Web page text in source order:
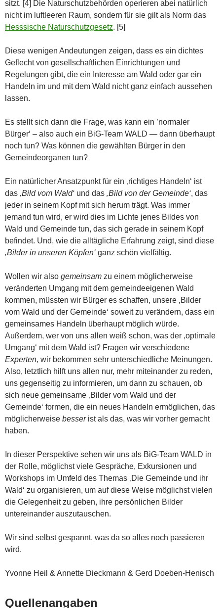
sitzt. [4] Die Naturschutzbehörden operieren abei natürlich
nicht im luftleeren Raum, sondern für sie gilt als Norm das
Hesssische Naturschutzgesetz. [5]
Diese wenigen Andeutungen zeigen, dass es ein dichtes
Geflecht von gesellschaftlichen Einrichtungen und
Regelungen gibt, die ein Interesse am Wald oder gar ein
Handeln im und mit dem Wald nicht ganz einfach aussehen
lassen.
Es stellt sich dann die Frage, was kann ein ’normaler
Bürger‘ – also auch ein BiG-Team WALD — dann überhaupt
noch tun? Was können die gewählten Bürger in den
Gemeindeorganen tun?
Ein natürlicher Ansatzpunkt für ein ‚richtiges Handeln‘ ist
das ‚Bild vom Wald‘ und das ‚Bild von der Gemeinde‘, das
jeder in seinem Kopf mit sich herum trägt. Was immer
jemand tun wird, er wird dies im Lichte jenes Bildes von
Wald und Gemeinde tun, das sich gerade in seinem Kopf
befindet. Und, wie die alltägliche Erfahrung zeigt, sind diese
‚Bilder in unseren Köpfen‘ ganz schön vielfältig.
Wollen wir also gemeinsam zu einem möglicherweise
veränderten Umgang mit dem gemeindeeigenen Wald
kommen, müssten wir Bürger es schaffen, unsere ‚Bilder
vom Wald und der Gemeinde‘ soweit zu verändern, dass ein
gemeinsames Handeln überhaupt möglich würde.
Außerdem, wer von uns allen weiß schon, was der ‚optimale
Umgang‘ mit dem Wald ist? Fragen wir verschiedene
Experten, wir bekommen sehr unterschiedliche Meinungen.
Also, letztlich hilft uns allen nur, mehr miteinander zu reden,
uns gegenseitig zu informieren, um dann zu schauen, ob
sich neue gemeinsame ‚Bilder vom Wald und der
Gemeinde‘ formen, die ein neues Handeln ermöglichen, das
möglicherweise besserist als das, was wir vorher gemacht
haben.
In dieser Perspektive sehen wir uns als BiG-Team WALD in
der Rolle, möglichst viele Gespräche, Exkursionen und
Workshops im Umfeld des Themas ‚Die Gemeinde und ihr
Wald‘ zu organisieren, um auf diese Weise möglichst vielen
die Gelegenheit zu geben, ihre persönlichen Bilder
untereinander auszutauschen.
Wir sind selbst gespannt, was da so alles noch passieren
wird.
Yvonne Heil & Annette Dieckmann & Gerd Doeben-Henisch
Quellenangaben